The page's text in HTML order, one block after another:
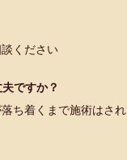
ください
ですか？
ち着くまで施術はさ